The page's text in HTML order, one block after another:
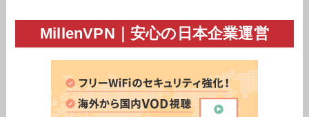
MillenVPN｜安心の日本企業運営